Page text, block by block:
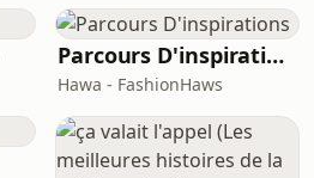
Parcours D'inspirations
Hawa - FashionHaws